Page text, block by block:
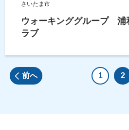
さいたま市
ウォーキンググループ 浦
ラブ
前へ 1 2